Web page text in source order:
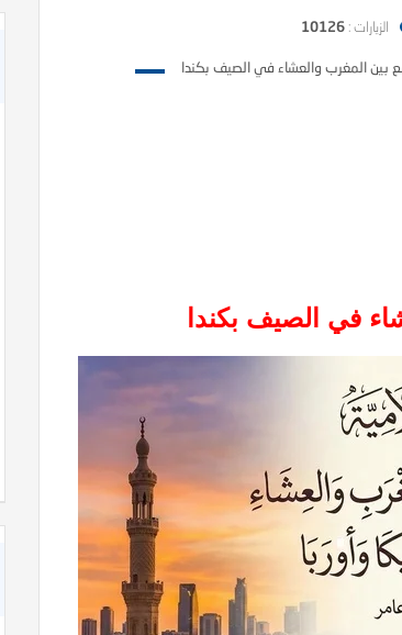
الزيارات :10126
بين المغرب والعشاء في الصيف بكندا
في الصيف بكندا